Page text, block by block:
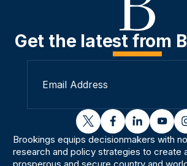
Get the latest from
twitterfacebooklinkedin
Brookings equips decisionmakers with
research and policy strategies to create